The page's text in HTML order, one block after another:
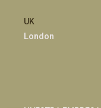
UK
London